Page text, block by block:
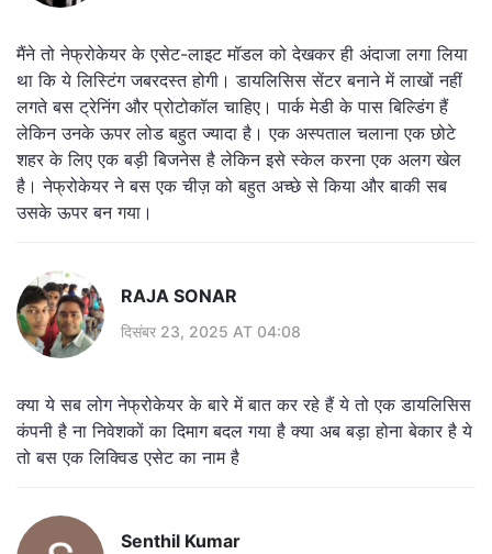
मैंने तो नेफ्रोकेयर के एसेट-लाइट मॉडल को देखकर ही अंदाजा लगा लिया
था कि ये लिस्टिंग जबरदस्त होगी। डायलिसिस सेंटर बनाने में लाखों नहीं
लगते बस ट्रेनिंग और प्रोटोकॉल चाहिए। पार्क मेडी के पास बिल्डिंग हैं
लेकिन उनके ऊपर लोड बहुत ज्यादा है। एक अस्पताल चलाना एक छोटे
शहर के लिए एक बड़ी बिजनेस है लेकिन इसे स्केल करना एक अलग खेल
है। नेफ्रोकेयर ने बस एक चीज़ को बहुत अच्छे से किया और बाकी सब
उसके ऊपर बन गया।
RAJA SONAR
दिसंबर 23, 2025 AT 04:08
क्या ये सब लोग नेफ्रोकेयर के बारे में बात कर रहे हैं ये तो एक डायलिसिस
कंपनी है ना निवेशकों का दिमाग बदल गया है क्या अब बड़ा होना बेकार है ये
तो बस एक लिक्विड एसेट का नाम है
Senthil Kumar